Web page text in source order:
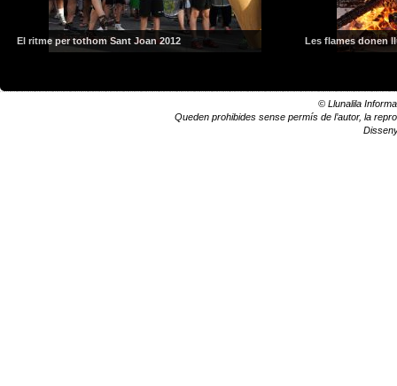
El ritme per tothom Sant Joan 2012 Les flames donen
© Llunalila
Queden prohibides sense permís de l’autor, la